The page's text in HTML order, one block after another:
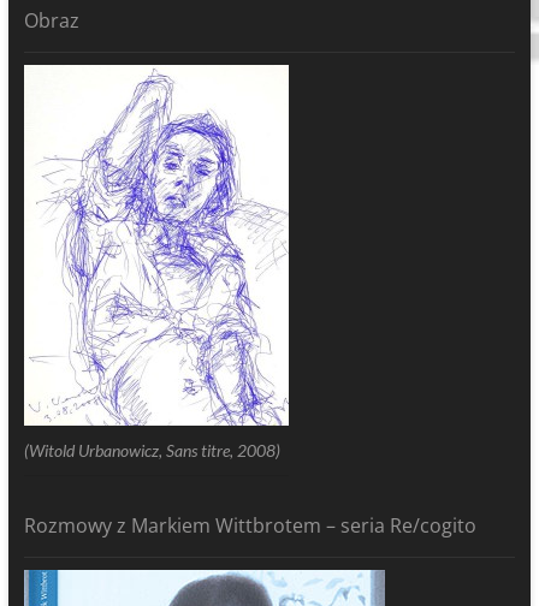
Obraz
(Witold Urbanowicz, Sans titre, 2008)
Rozmowy z Markiem Wittbrotem – seria Re/cogito